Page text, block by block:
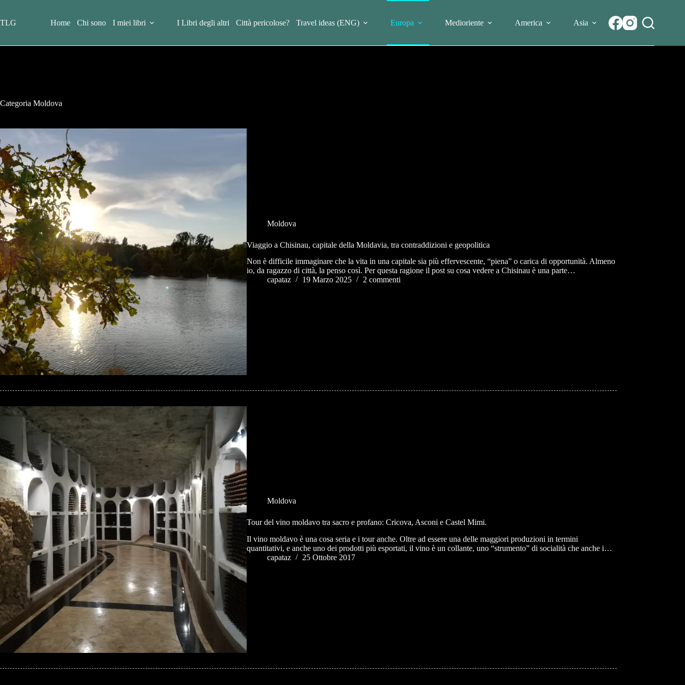
contenuto
TLG Home Chi sono I miei libri I Libri degli altri Città pericolose? Travel ideas (ENG) Europa Medioriente America Asia
Categoria Moldova
Moldova
Viaggio a Chisinau, capitale della Moldavia, tra contraddizioni e geopolitica
Non è difficile immaginare che la vita in una capitale sia più effervescente, “piena” o carica di opportunità. Almeno
io, da ragazzo di città, la penso così. Per questa ragione il post su cosa vedere a Chisinau è una parte…
capataz
19 Marzo 2025 2 commenti
Moldova
Tour del vino moldavo tra sacro e profano: Cricova, Asconi e Castel Mimi.
Il vino moldavo è una cosa seria e i tour anche. Oltre ad essere una delle maggiori produzioni in termini
quantitativi, e anche uno dei prodotti più esportati, il vino è un collante, uno “strumento” di socialità che anche i…
capataz
25 Ottobre 2017